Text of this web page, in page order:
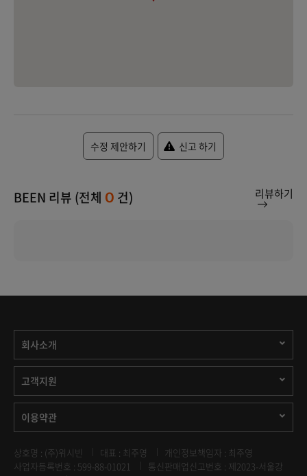
수정 제안하기 신고 하기
BEEN 리뷰 (전체 0 건) 리뷰하기
회사소개
고객지원
이용약관
상호명 : (주)위시빈 대표 : 최주영
개인정보책임자 : 최주영
사업자등록번호 : 599-88-01021
통신판매업신고번호 : 제2023-서울강